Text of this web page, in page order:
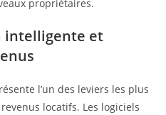
propriétaires.
intelligente et
l’un des leviers les plus
locatifs. Les logiciels